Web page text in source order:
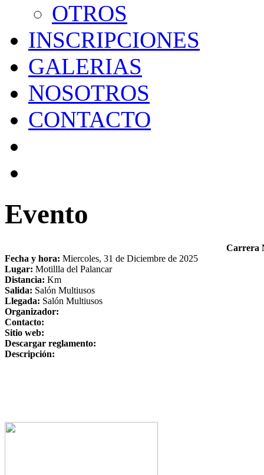
OTROS
INSCRIPCIONES
GALERIAS
NOSOTROS
CONTACTO
Evento
Carrera
Fecha y hora: Miercoles, 31 de Diciembre de 2025
Lugar: Motillla del Palancar
Distancia: Km
Salida: Salón Multiusos
Llegada: Salón Multiusos
Organizador:
Contacto:
Sitio web:
Descargar reglamento:
Descripción: